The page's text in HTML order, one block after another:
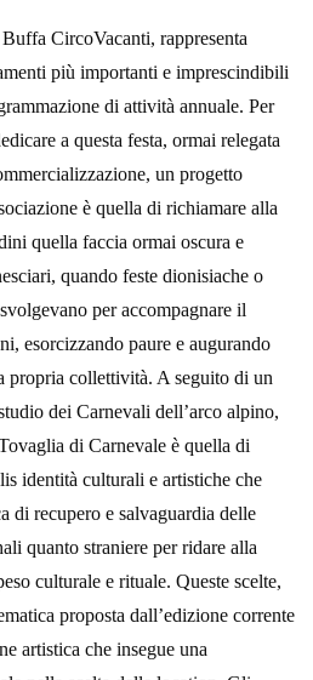
CircoVacanti, rappresenta
più importanti e imprescindibili
di attività annuale. Per
a questa festa, ormai relegata
un progetto
è quella di richiamare alla
quella faccia ormai oscura e
quando feste dionisiache o
per accompagnare il
esorcizzando paure e augurando
propria collettività. A seguito di un
dei Carnevali dell’arco alpino,
di Carnevale è quella di
identità culturali e artistiche che
di recupero e salvaguardia delle
quanto straniere per ridare alla
culturale e rituale. Queste scelte,
proposta dall’edizione corrente
artistica che insegue una